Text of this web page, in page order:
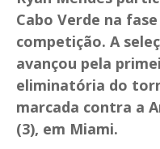
Cabo Verde na
competição. A
avançou pela
eliminatória do
marcada contra a
(3), em Miami.